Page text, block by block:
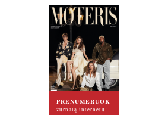
PRENUMERUOK
žurnalą internetu!